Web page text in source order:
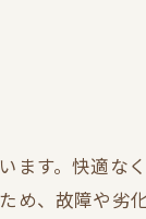
ます。快適
め、故障や